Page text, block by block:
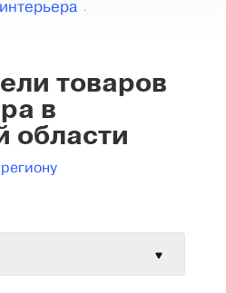
товаров
в
области
региону